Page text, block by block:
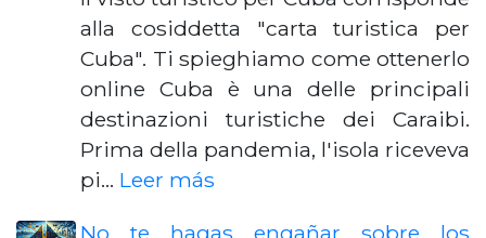
alla cosiddetta "carta turistica per
Cuba". Ti spieghiamo come ottenerlo
online Cuba è una delle principali
destinazioni turistiche dei Caraibi.
Prima della pandemia, l'isola riceveva
pi… Leer más
No te hagas engañar sobre los